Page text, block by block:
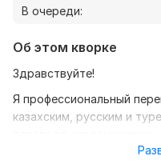
В очереди:
Об этом кворке
Здравствуйте!
Я профессиональный
казахским, русским и
текстов. Работаю